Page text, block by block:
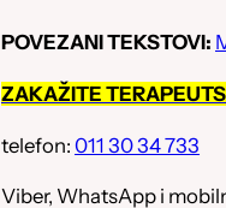
POVEZANI TEKSTOVI:
ZAKAŽITE
telefon: 011 30 34 733
Viber, WhatsApp i